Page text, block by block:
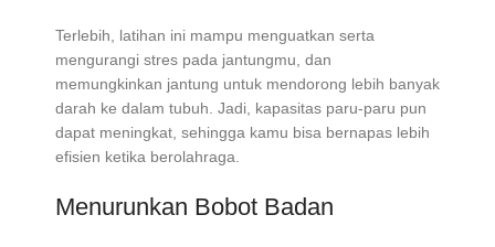
Terlebih, latihan ini mampu menguatkan serta
mengurangi stres pada jantungmu, dan
memungkinkan jantung untuk mendorong lebih banyak
darah ke dalam tubuh. Jadi, kapasitas paru-paru pun
dapat meningkat, sehingga kamu bisa bernapas lebih
efisien ketika berolahraga.
Menurunkan Bobot Badan